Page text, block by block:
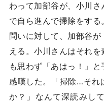
わって加部谷が、小川
で自ら進んで掃除をす
問いに対して、加部谷
える。小川さんはそれ
も思わず「あはっ！」
感嘆した。「掃除…それ
か？」なんて深読みし